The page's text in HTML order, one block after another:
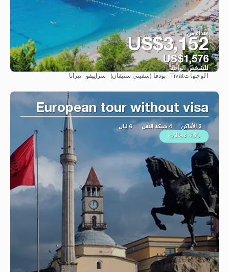
ابتداء من
US$3,152
US$1,576
للشخص الواحد
الوجهاتTívat · بودفا (سفيتي ستيفان) · سراييفو · تيرانا
European tour without visa
3 الأماكن 4 شبكة النقل 6 ليال
باقة عطلات